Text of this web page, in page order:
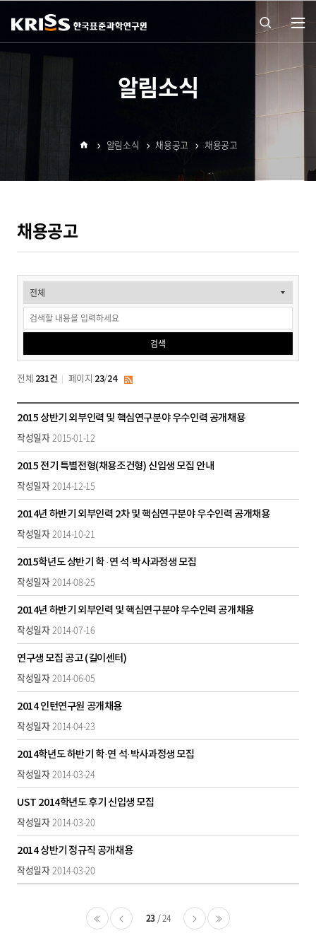
열기
알림소식
채용공고
알림소식 채용공고 채용공고
채
용
공
고
검
검색
전체 231건 페이지 23/24
용
공
목
록
-
번
호,
제
목,
작
성
자,
작
성
일
자,
첨
부
파
일,
조
회
수
2015 상반기 외부인력 및 핵심연구분야 우수인력 공개채용
2015-01-12
2015 전기 특별전형(채용조건형) 신입생 모집 안내
2014-12-15
2014년 하반기 외부인력 2차 및 핵심연구분야 우수인력 공개채용
2014-10-21
2015학년도 상반기 학 ·연 석·박사과정생 모집
2014-08-25
2014년 하반기 외부인력 및 핵심연구분야 우수인력 공개채용
2014-07-16
연구생 모집 공고 (길이센터)
2014-06-05
2014 인턴연구원 공개채용
2014-04-23
2014학년도 하반기 학·연 석·박사과정생 모집
2014-03-24
UST 2014학년도 후기 신입생 모집
2014-03-20
2014 상반기 정규직 공개채용
2014-03-20
23 24